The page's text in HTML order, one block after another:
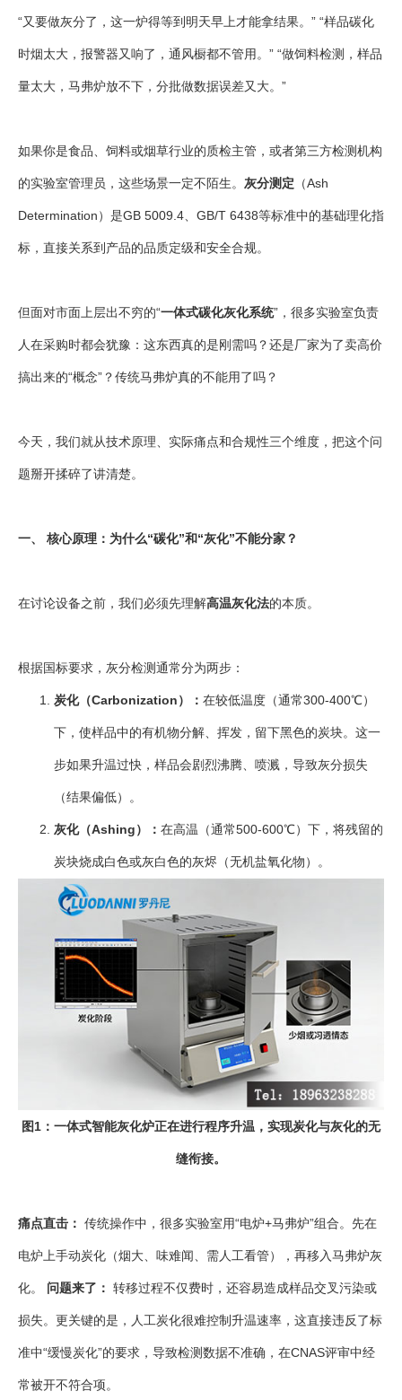
“又要做灰分了，这一炉得等到明天早上才能拿结果。” “样品碳化
时烟太大，报警器又响了，通风橱都不管用。” “做饲料检测，样品
量太大，马弗炉放不下，分批做数据误差又大。”
如果你是食品、饲料或烟草行业的质检主管，或者第三方检测机构
的实验室管理员，这些场景一定不陌生。 灰分测定 （Ash
Determination）是GB 5009.4、GB/T 6438等标准中的基础理化指
标，直接关系到产品的品质定级和安全合规。
但面对市面上层出不穷的“一体式碳化灰化系统”，很多实验室负责
人在采购时都会犹豫：这东西真的是刚需吗？还是厂家为了卖高价
搞出来的“概念”？传统马弗炉真的不能用了吗？
今天，我们就从技术原理、实际痛点和合规性三个维度，把这个问
题掰开揉碎了讲清楚。
一、 核心原理：为什么“碳化”和“灰化”不能分家？
在讨论设备之前，我们必须先理解高温灰化法的本质。
根据国标要求，灰分检测通常分为两步：
炭化（Carbonization）： 在较低温度（通常300-400℃）
下，使样品中的有机物分解、挥发，留下黑色的炭块。这一
步如果升温过快，样品会剧烈沸腾、喷溅，导致灰分损失
（结果偏低）。
灰化（Ashing）： 在高温（通常500-600℃）下，将残留的
炭块烧成白色或灰白色的灰烬（无机盐氧化物）。
图1：一体式智能灰化炉正在进行程序升温，实现炭化与灰化的无
缝衔接。
痛点直击： 传统操作中，很多实验室用“电炉+马弗炉”组合。先在
电炉上手动炭化（烟大、味难闻、需人工看管），再移入马弗炉灰
化。 问题来了： 转移过程不仅费时，还容易造成样品交叉污染或
损失。更关键的是，人工炭化很难控制升温速率，这直接违反了标
准中“缓慢炭化”的要求，导致检测数据不准确，在CNAS评审中经
常被开不符合项。